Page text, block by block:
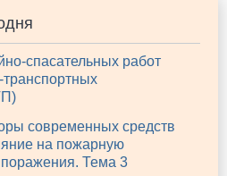
спасательных работ
современных средств
на пожарную
поражения. Тема 3